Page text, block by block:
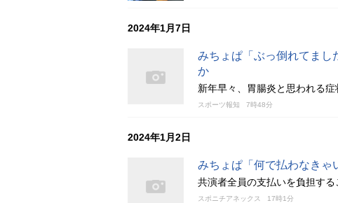
2024年1月7日
みちょぱ「ぶっ倒れてまし
か
新年早々、胃腸炎と思われる
スポーツ報知 7時48分
2024年1月2日
みちょぱ「何で払わなきゃ
共演者全員の支払いを負担す
スポニチアネックス 17時1分